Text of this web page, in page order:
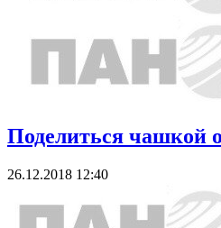
Поделиться чашкой
26.12.2018 12:40